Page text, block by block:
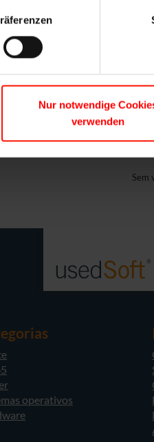
Nur notwendige
verwenden
SOBRE A VENDA DE LICENÇAS
Envio grátis
Sem
operativos